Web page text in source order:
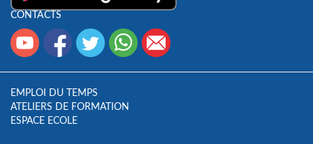
CONTACTS
EMPLOI DU TEMPS
ATELIERS DE FORMATION
ESPACE ECOLE